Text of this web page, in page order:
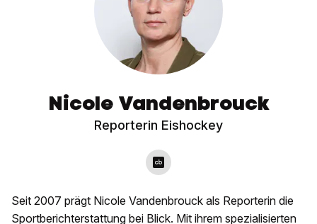
Nicole Vandenbrouck
Reporterin Eishockey
Seit 2007 prägt Nicole Vandenbrouck als Reporterin die
Sportberichterstattung bei Blick. Mit ihrem spezialisierten